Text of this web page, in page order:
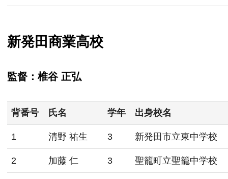
新発田商業高校
監督：椎谷 正弘
背番号 氏名 学年 出身校名
1 清野 祐生 3 新発田市立東中学校
2 加藤 仁 3 聖籠町立聖籠中学校